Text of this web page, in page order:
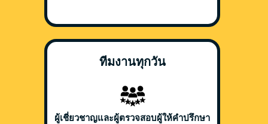
ทีมงานทุกวัน
ผู้เชี่ยวชาญและผู้ตรวจสอบผู้ให้คำปรึกษา